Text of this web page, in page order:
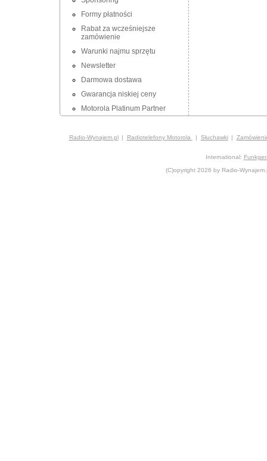
Formy płatności
Rabat za wcześniejsze
zamówienie
Warunki najmu sprzętu
Newsletter
Darmowa dostawa
Gwarancja niskiej ceny
Motorola Platinum Partner
Radio-Wynajem.pl Radiotelefony Motorola Słuchawki
International:
(C)opyright 2026 by Radio-